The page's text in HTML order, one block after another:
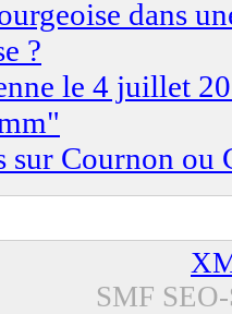
dans
?
le 4 juillet
sur Cournon ou
SMF